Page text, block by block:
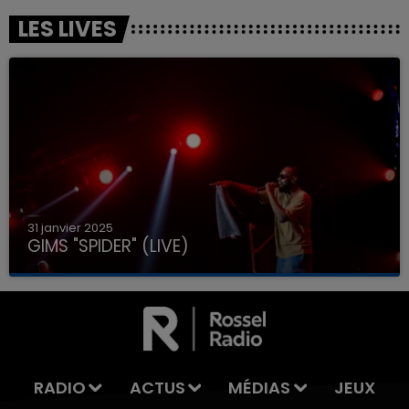
LES LIVES
31 janvier 2025
GIMS "SPIDER" (LIVE)
RADIO ACTUS MÉDIAS JEUX